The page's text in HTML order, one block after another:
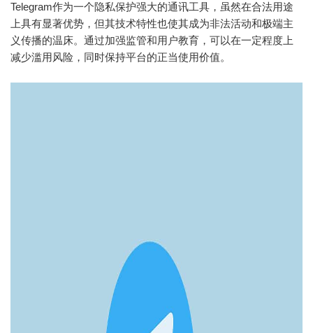
Telegram作为一个隐私保护强大的通讯工具，虽然在合法用途
上具有显著优势，但其技术特性也使其成为非法活动和极端主
义传播的温床。通过加强监管和用户教育，可以在一定程度上
减少滥用风险，同时保持平台的正当使用价值。